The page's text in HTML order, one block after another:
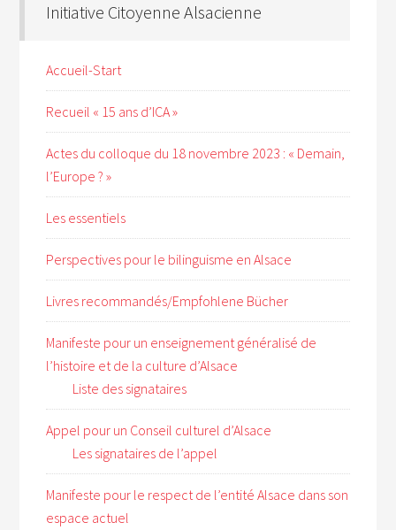
Initiative Citoyenne Alsacienne
Accueil-Start
Recueil « 15 ans d’ICA »
Actes du colloque du 18 novembre 2023 : « Demain,
l’Europe ? »
Les essentiels
Perspectives pour le bilinguisme en Alsace
Livres recommandés/Empfohlene Bücher
Manifeste pour un enseignement généralisé de
l’histoire et de la culture d’Alsace
Liste des signataires
Appel pour un Conseil culturel d’Alsace
Les signataires de l’appel
Manifeste pour le respect de l’entité Alsace dans son
espace actuel